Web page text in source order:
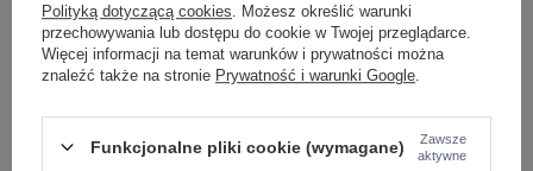
skład materiału : 100% bawełna
sposób prania : pranie w pralce w 30°C
kombinezon
Polityką dotyczącą cookies . Możesz określić warunki
przechowywania lub dostępu do cookie w Twojej przeglądarce.
Więcej informacji na temat warunków i prywatności można
znaleźć także na stronie Prywatność i warunki Google
Funkcjonalne pliki cookie (wymagane)
Zawsze
aktywne